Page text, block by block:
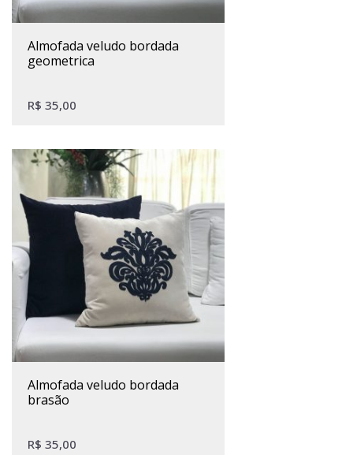
almofada veludo bordada
geometrica
R$ 35,00
almofada veludo bordada
brasão
R$ 35,00